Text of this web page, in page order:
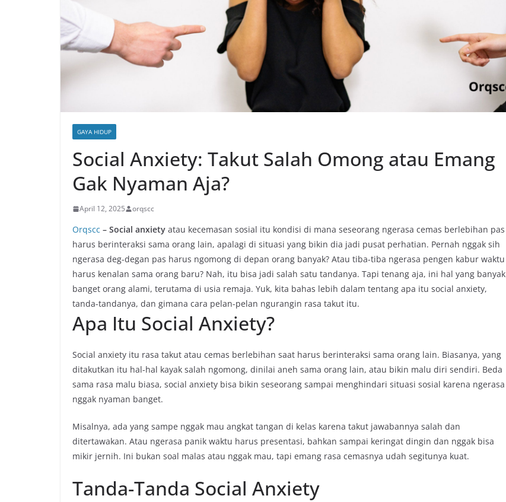
GAYA HIDUP
Social Anxiety: Takut Salah Omong atau Emang
Gak Nyaman Aja?
April 12, 2025 orqscc
Orqscc – Social anxiety atau kecemasan sosial itu kondisi di mana seseorang ngerasa cemas berlebihan pas
harus berinteraksi sama orang lain, apalagi di situasi yang bikin dia jadi pusat perhatian. Pernah nggak sih
ngerasa deg-degan pas harus ngomong di depan orang banyak? Atau tiba-tiba ngerasa pengen kabur waktu
harus kenalan sama orang baru? Nah, itu bisa jadi salah satu tandanya. Tapi tenang aja, ini hal yang banyak
banget orang alami, terutama di usia remaja. Yuk, kita bahas lebih dalam tentang apa itu social anxiety,
tanda-tandanya, dan gimana cara pelan-pelan ngurangin rasa takut itu.
Apa Itu Social Anxiety?
Social anxiety itu rasa takut atau cemas berlebihan saat harus berinteraksi sama orang lain. Biasanya, yang
ditakutkan itu hal-hal kayak salah ngomong, dinilai aneh sama orang lain, atau bikin malu diri sendiri. Beda
sama rasa malu biasa, social anxiety bisa bikin seseorang sampai menghindari situasi sosial karena ngerasa
nggak nyaman banget.
Misalnya, ada yang sampe nggak mau angkat tangan di kelas karena takut jawabannya salah dan
ditertawakan. Atau ngerasa panik waktu harus presentasi, bahkan sampai keringat dingin dan nggak bisa
mikir jernih. Ini bukan soal malas atau nggak mau, tapi emang rasa cemasnya udah segitunya kuat.
Tanda-Tanda Social Anxiety